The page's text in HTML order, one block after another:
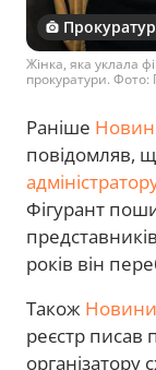
Жінка, яка уклала
прокуратури. Фото:
Раніше
повідомляв,
Фігурант
років він
Також
реєстр писав